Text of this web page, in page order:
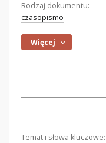
Rodzaj dokumentu:
czasopismo
Więcej
Temat i słowa kluczowe: